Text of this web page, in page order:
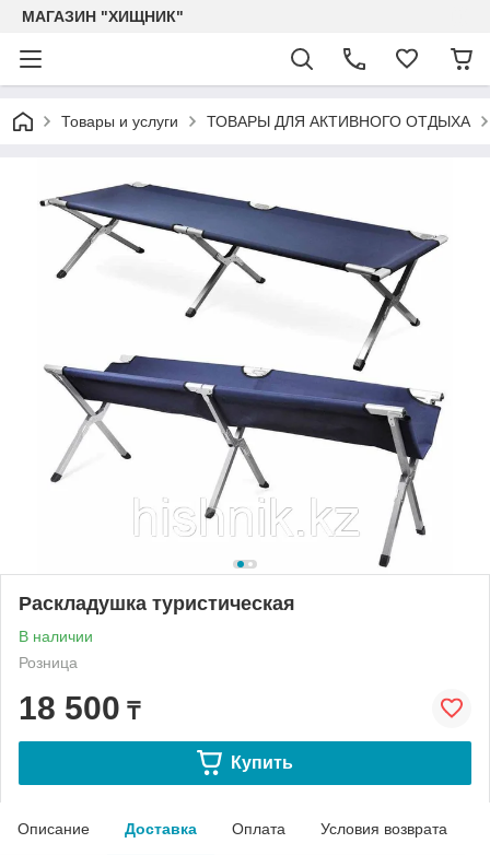
МАГАЗИН "ХИЩНИК"
Товары и услуги ТОВАРЫ ДЛЯ АКТИВНОГО ОТДЫХА
Раскладушка туристическая
В наличии
Розница
18 500 ₸
Купить
Описание Доставка Оплата Условия возврата